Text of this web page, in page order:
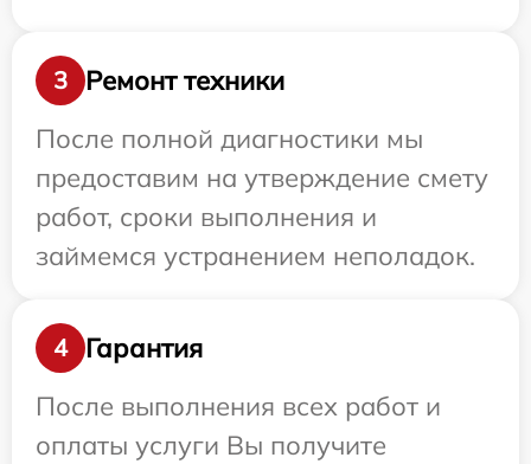
3
Ремонт техники
После полной диагностики мы
предоставим на утверждение смету
работ, сроки выполнения и
займемся устранением неполадок.
4
Гарантия
После выполнения всех работ и
оплаты услуги Вы получите